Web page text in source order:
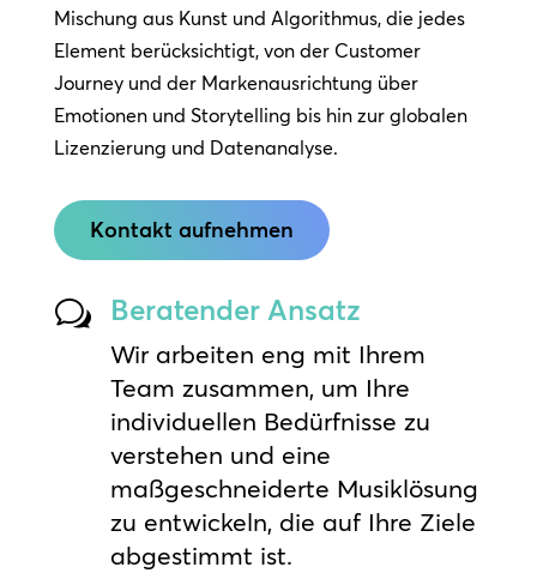
Mischung aus Kunst und Algorithmus, die jedes
Element berücksichtigt, von der Customer
Journey und der Markenausrichtung über
Emotionen und Storytelling bis hin zur globalen
Lizenzierung und Datenanalyse.
Kontakt aufnehmen
w Beratender Ansatz
Wir arbeiten eng mit Ihrem
Team zusammen, um Ihre
individuellen Bedürfnisse zu
verstehen und eine
maßgeschneiderte Musiklösung
zu entwickeln, die auf Ihre Ziele
abgestimmt ist.